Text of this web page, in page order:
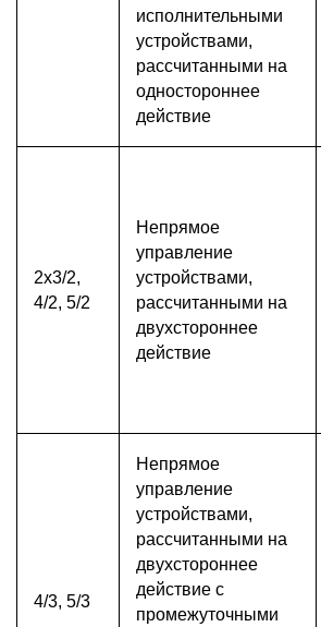
исполнительными
устройствами,
рассчитанными на
одностороннее
действие
2х3/2,
4/2, 5/2
Непрямое
управление
устройствами,
рассчитанными на
двухстороннее
действие
4/3, 5/3
Непрямое
управление
устройствами,
рассчитанными на
двухстороннее
действие с
промежуточными